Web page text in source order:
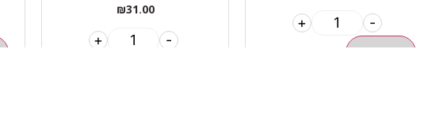
-
+
₪31.00
-
+